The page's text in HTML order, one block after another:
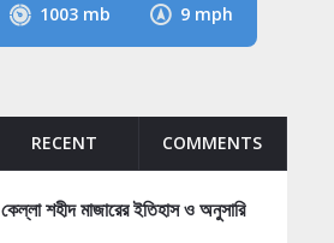
1003 mb 9 mph
RECENT COMMENTS
কেল্লা শহীদ মাজারের ইতিহাস ও অনুসারি